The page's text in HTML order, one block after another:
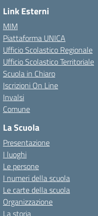
Link Esterni
MIM
Piattaforma UNICA
Ufficio Scolastico Regionale
Ufficio Scolastico Territoriale
Scuola in Chiaro
Iscrizioni On Line
Invalsi
Comune
La Scuola
Presentazione
I luoghi
Le persone
I numeri della scuola
Le carte della scuola
Organizzazione
La storia